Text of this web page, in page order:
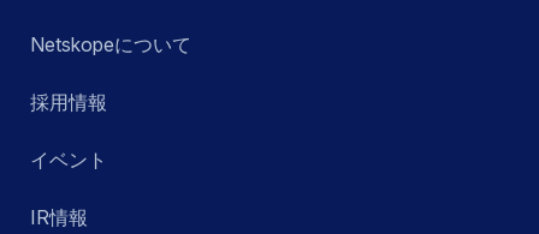
Netskopeについて
採用情報
イベント
IR情報